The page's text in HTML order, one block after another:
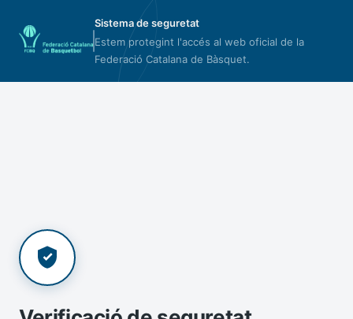
Sistema de seguretat
Estem protegint l'accés al web oficial de la
Federació Catalana de Bàsquet.